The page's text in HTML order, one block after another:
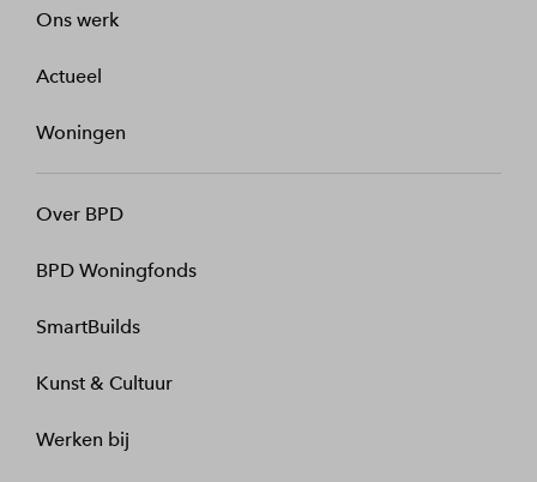
Ons werk
Actueel
Woningen
Over BPD
BPD Woningfonds
SmartBuilds
Kunst & Cultuur
Werken bij